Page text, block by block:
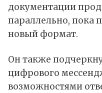
документации
параллельно, пока
новый формат.
Он также
цифрового
возможностями